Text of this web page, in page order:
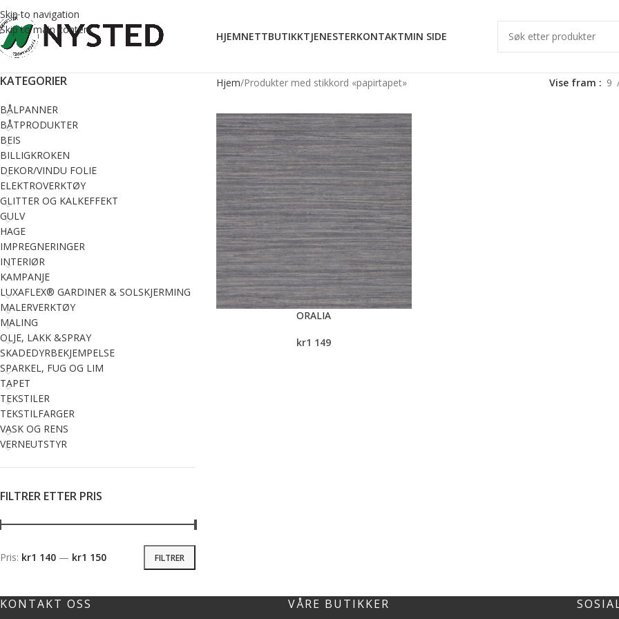
Skip to navigation
Skip to main content
HJEMNETTBUTIKKTJENESTERKONTAKTMIN SIDE
KATEGORIER
BÅLPANNER
BÅTPRODUKTER
BEIS
BILLIGKROKEN
DEKOR/VINDU FOLIE
ELEKTROVERKTØY
GLITTER OG KALKEFFEKT
GULV
HAGE
IMPREGNERINGER
INTERIØR
KAMPANJE
LUXAFLEX® GARDINER & SOLSKJERMING
MALERVERKTØY
MALING
OLJE, LAKK &SPRAY
SKADEDYRBEKJEMPELSE
SPARKEL, FUG OG LIM
TAPET
TEKSTILER
TEKSTILFARGER
VASK OG RENS
VERNEUTSTYR
FILTRER ETTER PRIS
FILTRER
Pris: kr1 140 — kr1 150
Hjem Produkter med stikkord «papirtapet» Vise fram 9
ORALIA
kr1 149
KONTAKT OSS VÅRE BUTIKKER